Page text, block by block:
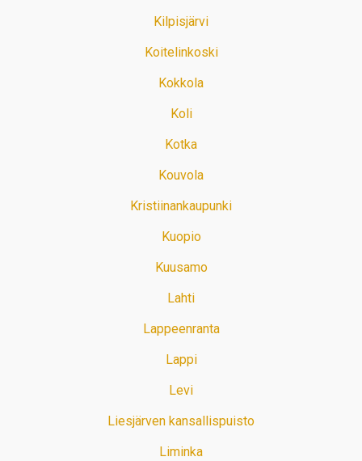
Kilpisjärvi
Koitelinkoski
Kokkola
Koli
Kotka
Kouvola
Kristiinankaupunki
Kuopio
Kuusamo
Lahti
Lappeenranta
Lappi
Levi
Liesjärven kansallispuisto
Liminka